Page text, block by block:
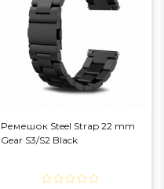
Ремешок Steel Strap 22 mm
Gear S3/S2 Black